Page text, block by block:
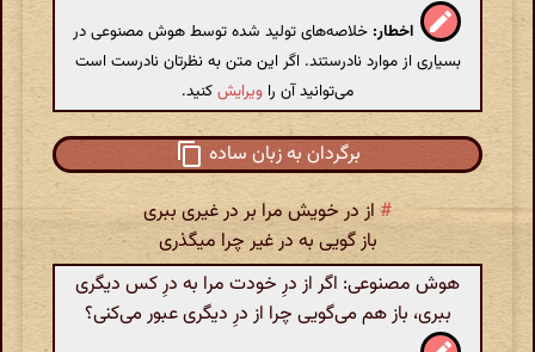
اخطار: خلاصه‌های تولید شده توسط هوش مصنوعی در
بسیاری از موارد نادرستند. اگر این متن به نظرتان نادرست است
می‌توانید آن را ویرایشکنید.
برگردان به زبان ساده
# از در خویش مرا بر در غیری ببری
باز گویی به در غیر چرا میگذری
هوش مصنوعی: اگر از درِ خودت مرا به درِ کس دیگری
ببری، باز هم می‌گویی چرا از درِ دیگری عبور می‌کنی؟